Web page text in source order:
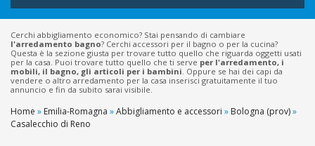
Cerchi abbigliamento economico? Stai pensando di cambiare
l'arredamento bagno? Cerchi accessori per il bagno o per la cucina?
Questa è la sezione giusta per trovare tutto quello che riguarda oggetti usati
per la casa. Puoi trovare tutto quello che ti serve per l'arredamento, i
mobili, il bagno, gli articoli per i bambini. Oppure se hai dei capi da
vendere o altro arredamento per la casa inserisci gratuitamente il tuo
annuncio e fin da subito sarai visibile.
Filtri
Home » Emilia-Romagna »Abbigliamento e accessori » Bologna (prov)»
Casalecchio di Reno